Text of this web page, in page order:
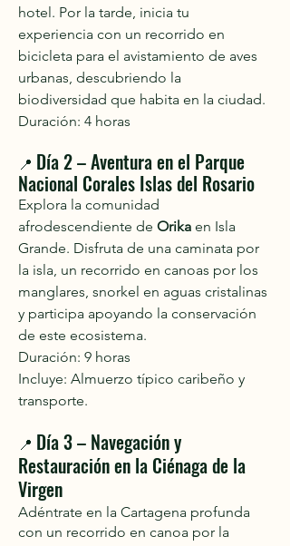
hotel. Por la tarde, inicia tu
experiencia con un recorrido en
bicicleta para el avistamiento de aves
urbanas, descubriendo la
biodiversidad que habita en la ciudad.
Duración: 4 horas
📍 Día 2 – Aventura en el Parque
Nacional Corales Islas del Rosario
Explora la comunidad
afrodescendiente de Orika en Isla
Grande. Disfruta de una caminata por
la isla, un recorrido en canoas por los
manglares, snorkel en aguas cristalinas
y participa apoyando la conservación
de este ecosistema.
Duración: 9 horas
Incluye: Almuerzo típico caribeño y
transporte.
📍 Día 3 – Navegación y
Restauración en la Ciénaga de la
Virgen
Adéntrate en la Cartagena profunda
con un recorrido en canoa por la